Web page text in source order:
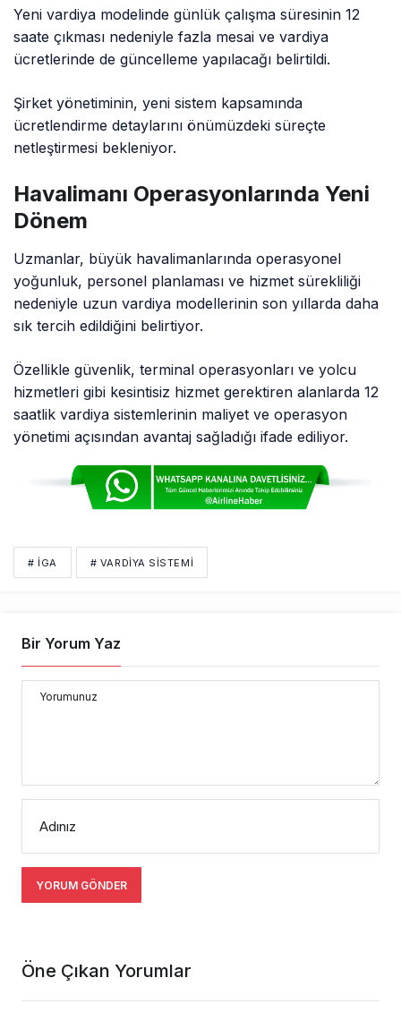
Yeni vardiya modelinde günlük çalışma süresinin 12
saate çıkması nedeniyle fazla mesai ve vardiya
ücretlerinde de güncelleme yapılacağı belirtildi.
Şirket yönetiminin, yeni sistem kapsamında
ücretlendirme detaylarını önümüzdeki süreçte
netleştirmesi bekleniyor.
Havalimanı Operasyonlarında Yeni
Dönem
Uzmanlar, büyük havalimanlarında operasyonel
yoğunluk, personel planlaması ve hizmet sürekliliği
nedeniyle uzun vardiya modellerinin son yıllarda daha
sık tercih edildiğini belirtiyor.
Özellikle güvenlik, terminal operasyonları ve yolcu
hizmetleri gibi kesintisiz hizmet gerektiren alanlarda 12
saatlik vardiya sistemlerinin maliyet ve operasyon
yönetimi açısından avantaj sağladığı ifade ediliyor.
# IGA # VARDIYA SISTEMI
Bir Yorum Yaz
Yorumunuz
Adınız
YORUM GÖNDER
Öne Çıkan Yorumlar